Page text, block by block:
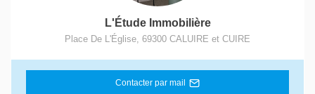
L'Étude Immobilière
Place De L'Église 69300 CALUIRE et CUIRE
Contacter par mail